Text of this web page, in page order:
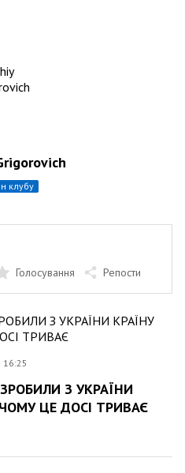
клубу
Голосування Репости
16:25
З УКРАЇНИ
ЦЕ ДОСІ ТРИВАЄ